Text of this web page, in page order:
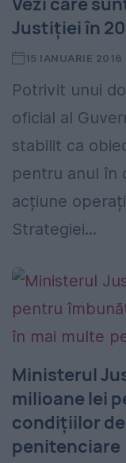
Justiției în
15 IANUARIE 2016
Potrivit unui
oficial al
stabilit ca
pentru anul în
acțiune
Strategiei...
Ministerul
milioane lei
condiţiilor
penitenciare